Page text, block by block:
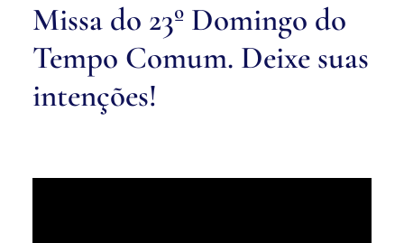
Missa do 23º Domingo do
Tempo Comum. Deixe suas
intenções!